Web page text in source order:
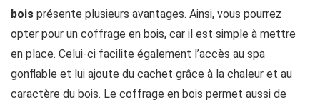
bois présente plusieurs avantages. Ainsi, vous pourrez
opter pour un coffrage en bois, car il est simple à mettre
en place. Celui-ci facilite également l’accès au spa
gonflable et lui ajoute du cachet grâce à la chaleur et au
caractère du bois. Le coffrage en bois permet aussi de